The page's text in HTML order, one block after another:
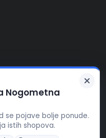
Nogometna
se pojave bolje ponude.
istih shopova.
stranica koristi
te za pružanje
reklamnog